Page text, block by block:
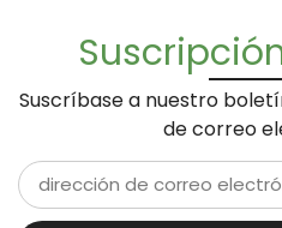
Suscríbase a nuestro
de correo